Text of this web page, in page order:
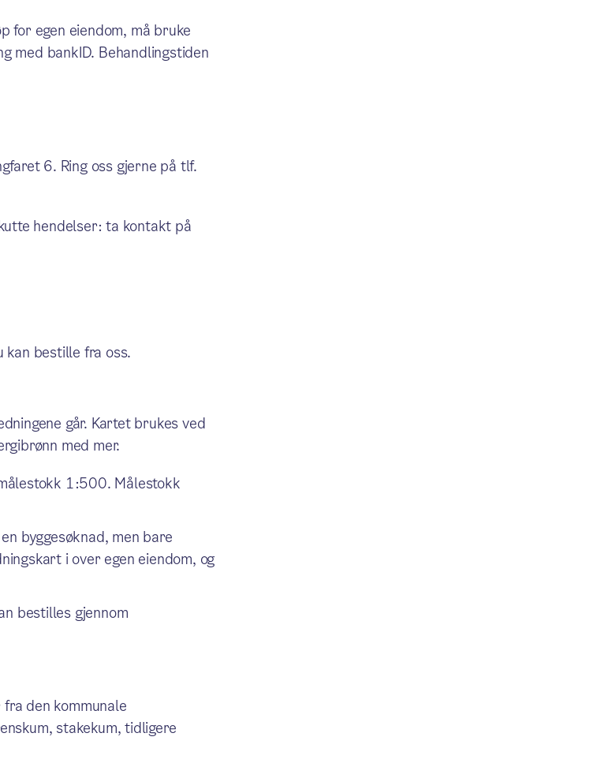
for egen eiendom, må bruke
med bankID. Behandlingstiden
6. Ring oss gjerne på tlf.
hendelser: ta kontakt på
kan bestille fra oss.
går. Kartet brukes ved
med mer.
1:500. Målestokk
byggesøknad, men bare
i over egen eiendom, og
bestilles gjennom
den kommunale
stakekum, tidligere